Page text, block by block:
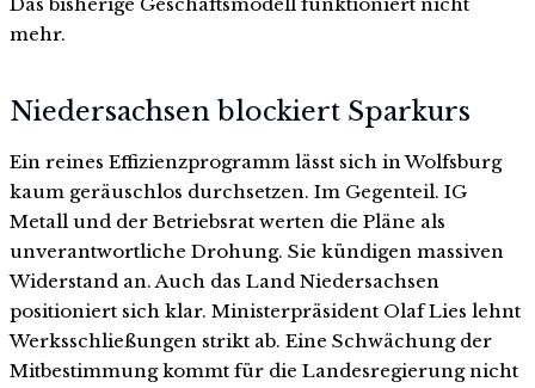
mehr.
Niedersachsen blockiert Sparkurs
Ein reines Effizienzprogramm lässt sich in Wolfsburg
kaum geräuschlos durchsetzen. Im Gegenteil. IG
Metall und der Betriebsrat werten die Pläne als
unverantwortliche Drohung. Sie kündigen massiven
Widerstand an. Auch das Land Niedersachsen
positioniert sich klar. Ministerpräsident Olaf Lies lehnt
Werksschließungen strikt ab. Eine Schwächung der
Mitbestimmung kommt für die Landesregierung nicht